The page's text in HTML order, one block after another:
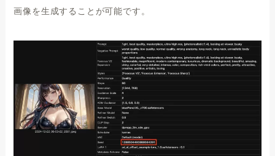
画像を生成することが可能です。